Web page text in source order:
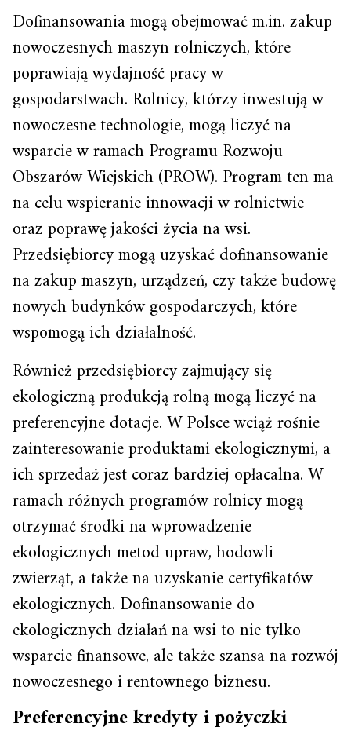
Dofinansowania mogą obejmować m.in. zakup
nowoczesnych maszyn rolniczych, które
poprawiają wydajność pracy w
gospodarstwach. Rolnicy, którzy inwestują w
nowoczesne technologie, mogą liczyć na
wsparcie w ramach Programu Rozwoju
Obszarów Wiejskich (PROW). Program ten ma
na celu wspieranie innowacji w rolnictwie
oraz poprawę jakości życia na wsi.
Przedsiębiorcy mogą uzyskać dofinansowanie
na zakup maszyn, urządzeń, czy także budowę
nowych budynków gospodarczych, które
wspomogą ich działalność.
Również przedsiębiorcy zajmujący się
ekologiczną produkcją rolną mogą liczyć na
preferencyjne dotacje. W Polsce wciąż rośnie
zainteresowanie produktami ekologicznymi, a
ich sprzedaż jest coraz bardziej opłacalna. W
ramach różnych programów rolnicy mogą
otrzymać środki na wprowadzenie
ekologicznych metod upraw, hodowli
zwierząt, a także na uzyskanie certyfikatów
ekologicznych. Dofinansowanie do
ekologicznych działań na wsi to nie tylko
wsparcie finansowe, ale także szansa na rozwój
nowoczesnego i rentownego biznesu.
Preferencyjne kredyty i pożyczki